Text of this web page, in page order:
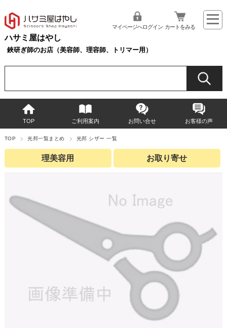
ハサミ屋はやし
鋏研ぎ師のお店（美容師、理容師、トリマー用）
マイページへログイン カートをみる
TOP ご利用案内 お問い合せ お客様の声
TOP 光邦一覧まとめ 光邦 シザー 一覧
理美容用 お取り寄せ